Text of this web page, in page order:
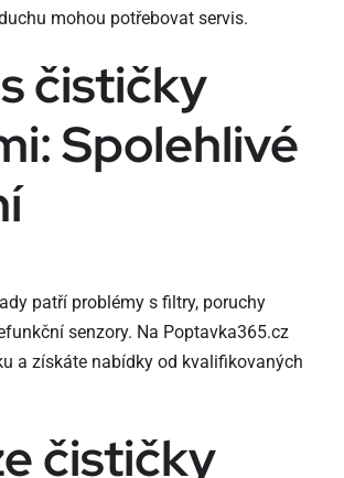
mohou potřebovat servis.
čističky
Spolehlivé
patří problémy s filtry, poruchy
senzory. Na Poptavka365.cz
a získáte nabídky od kvalifikovaných
čističky